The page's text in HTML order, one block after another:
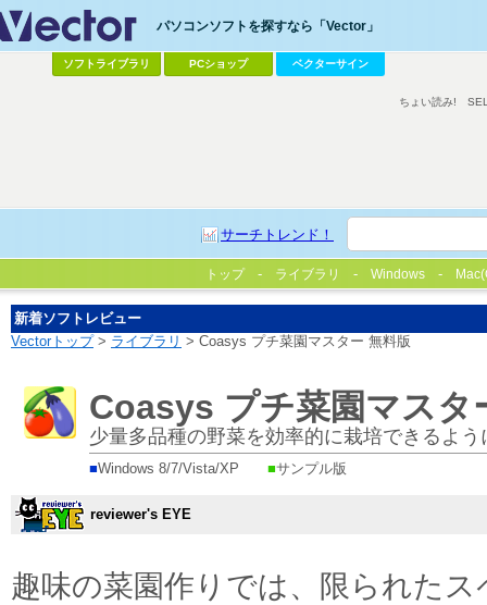
パソコンソフトを探すなら「Vector」
ソフトライブラリ PCショップ ベクターサイン
サーチトレンド！
ちょい読み!
トップ ライブラリ Windows
新着ソフトレビュー
Vectorトップ> ライブラリ > Coasys プチ菜園マスター 無料版
Coasys プチ菜園マスタ
少量多品種の野菜を効率的に栽培できるよ
■Windows 8/7/Vista/XP ■サンプル版
reviewer's EYE
趣味の菜園作りでは、限られたス